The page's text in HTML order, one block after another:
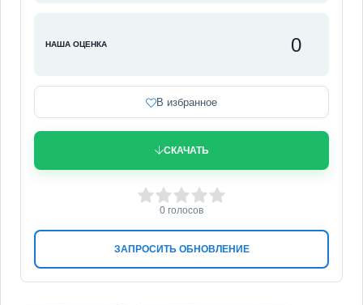
НАША ОЦЕНКА 0
В избранное
СКАЧАТЬ
ЗАПРОСИТЬ ОБНОВЛЕНИЕ
3 4 5
0 голосов